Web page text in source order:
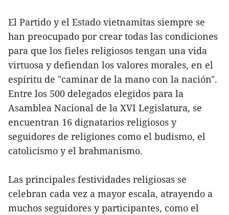
El Partido y el Estado vietnamitas siempre se
han preocupado por crear todas las condiciones
para que los fieles religiosos tengan una vida
virtuosa y defiendan los valores morales, en el
espíritu de "caminar de la mano con la nación".
Entre los 500 delegados elegidos para la
Asamblea Nacional de la XVI Legislatura, se
encuentran 16 dignatarios religiosos y
seguidores de religiones como el budismo, el
catolicismo y el brahmanismo.
Las principales festividades religiosas se
celebran cada vez a mayor escala, atrayendo a
muchos seguidores y participantes, como el